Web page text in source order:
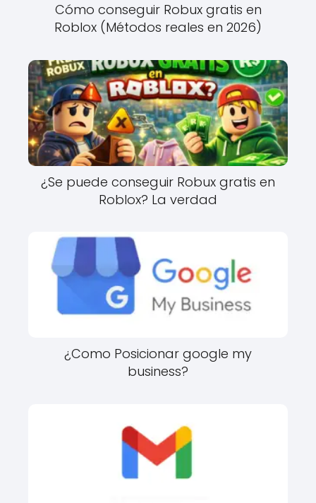
Cómo conseguir Robux gratis en
Roblox (Métodos reales en 2026)
¿Se puede conseguir Robux gratis en
Roblox? La verdad
¿Como Posicionar google my
business?